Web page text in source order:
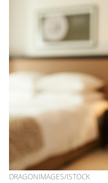
DRAGONIMAGES/ISTOCK